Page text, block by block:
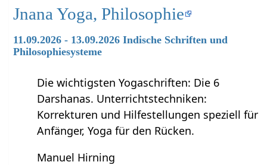
Jnana Yoga, Philosophie
11.09.2026 - 13.09.2026 Indische Schriften und
Philosophiesysteme
Die wichtigsten Yogaschriften: Die 6
Darshanas. Unterrichtstechniken:
Korrekturen und Hilfestellungen speziell für
Anfänger, Yoga für den Rücken.
Manuel Hirning